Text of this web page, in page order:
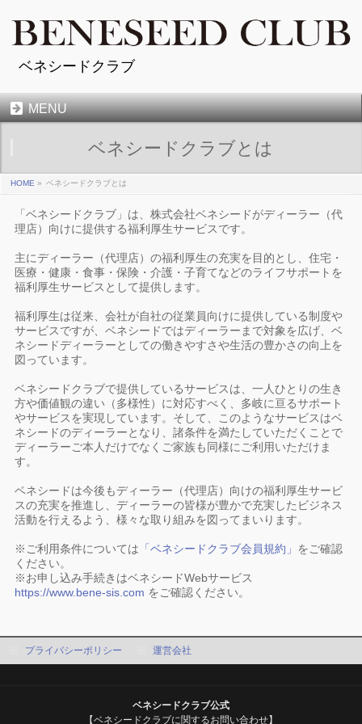
ベネシードクラブ
MENU
ベネシードクラブとは
HOME » ベネシードクラブとは
「ベネシードクラブ」は、株式会社ベネシードがディーラー（代
理店）向けに提供する福利厚生サービスです。
主にディーラー（代理店）の福利厚生の充実を目的とし、住宅・
医療・健康・食事・保険・介護・子育てなどのライフサポートを
福利厚生サービスとして提供します。
福利厚生は従来、会社が自社の従業員向けに提供している制度や
サービスですが、ベネシードではディーラーまで対象を広げ、ベ
ネシードディーラーとしての働きやすさや生活の豊かさの向上を
図っています。
ベネシードクラブで提供しているサービスは、一人ひとりの生き
方や価値観の違い（多様性）に対応すべく、多岐に亘るサポート
やサービスを実現しています。そして、このようなサービスはベ
ネシードのディーラーとなり、諸条件を満たしていただくことで
ディーラーご本人だけでなくご家族も同様にご利用いただけま
す。
ベネシードは今後もディーラー（代理店）向けの福利厚生サービ
スの充実を推進し、ディーラーの皆様が豊かで充実したビジネス
活動を行えるよう、様々な取り組みを図ってまいります。
※ご利用条件については 「ベネシードクラブ会員規約」 をご確認
ください。
※お申し込み手続きはベネシードWebサービス
https://www.bene-sis.com をご確認ください。
プライバシーポリシー 運営会社
ベネシードクラブ公式
【ベネシードクラブに関するお問い合わせ】